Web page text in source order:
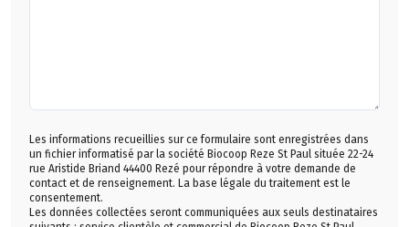
Les informations recueillies sur ce formulaire sont enregistrées dans
un fichier informatisé par la société Biocoop Reze St Paul située 22-24
rue Aristide Briand 44400 Rezé pour répondre à votre demande de
contact et de renseignement. La base légale du traitement est le
consentement.
Les données collectées seront communiquées aux seuls destinataires